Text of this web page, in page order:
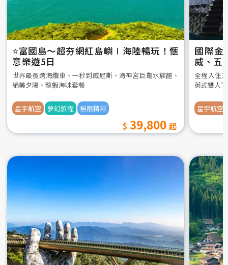
⭐️富國島～超夯網紅島嶼∣海陸暢玩！愜
意樂遊5日
世界最長跨海纜車、一秒到威尼斯、海神宮巨龜水族館、
絕美夕陽、龍蝦海味套餐
星宇航空 夢幻旅程 無限精彩
39,800
國際金
威、五
全程入住
英式雙人
星宇航空